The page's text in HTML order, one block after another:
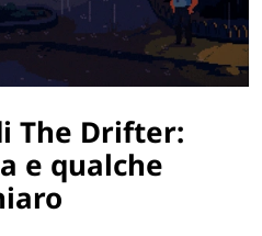
The Drifter:
e qualche